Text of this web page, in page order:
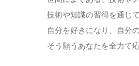
技術や知識の習得を通じ
自分を好きになり、自分
そう願うあなたを全力で